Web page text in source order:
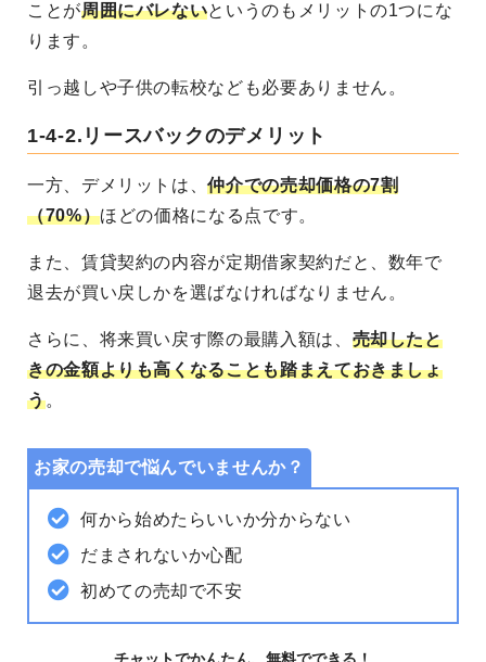
ことが周囲にバレないというのもメリットの1つにな
ります。
引っ越しや子供の転校なども必要ありません。
1-4-2. リースバックのデメリット
一方、デメリットは、仲介での売却価格の7割
（70%）ほどの価格になる点です。
また、賃貸契約の内容が定期借家契約だと、数年で
退去が買い戻しかを選ばなければなりません。
さらに、将来買い戻す際の最購入額は、 売却したと
きの金額よりも高くなることも踏まえておきましょ
う。
お家の売却で悩んでいませんか？
何から始めたらいいか分からない
だまされないか心配
初めての売却で不安